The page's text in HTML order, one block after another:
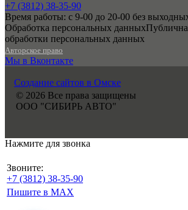
+7 (3812) 38-35-90
Время работы: с 9-00 до 20-00 без
Обработка персональных данных
обработки персональных данных
Авторское право
Мы в Вконтакте
Создание сайтов в Омске
© 2026 Все права защищены
ООО "СИБИРЬ АВТО"
Нажмите для звонка
Звоните:
+7 (3812) 38-35-90
Пишите в MAX